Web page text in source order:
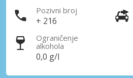
Pozivni broj
+ 216
Ograničenje
alkohola
0,0 g/l